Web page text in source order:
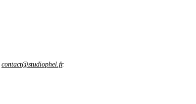
contact@studiophel.fr.